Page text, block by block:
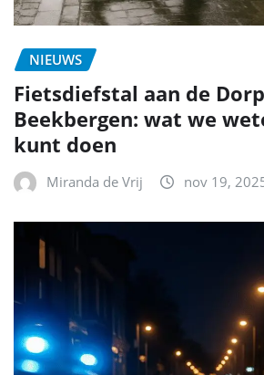
NIEUWS
Fietsdiefstal aan de
Beekbergen: wat we
kunt doen
Miranda de Vrij nov 19,